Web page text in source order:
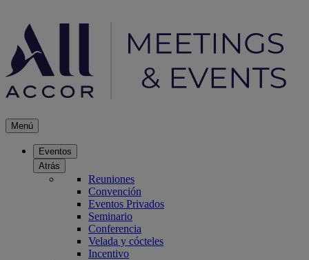
Menú
Eventos
Atrás
Reuniones
Convención
Eventos Privados
Seminario
Conferencia
Velada y cócteles
Incentivo